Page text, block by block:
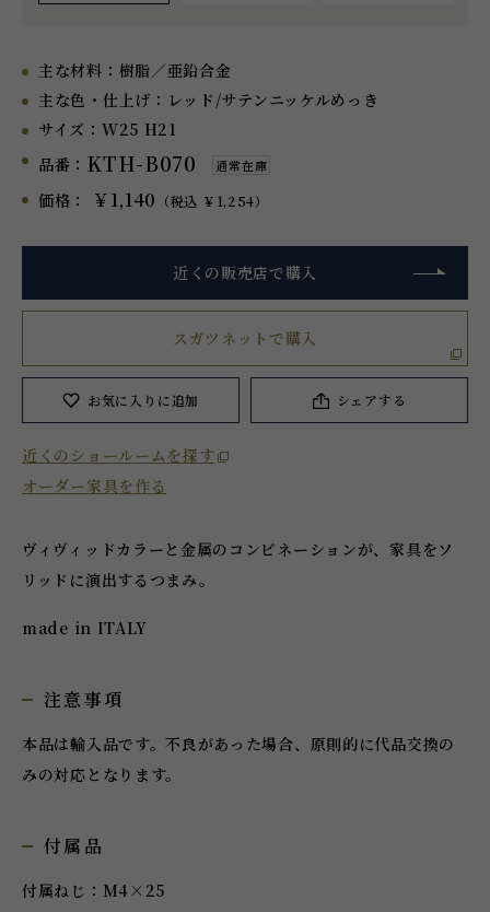
主な材料： 樹脂／亜鉛合金
主な色・仕上げ： レッド/サテンニッケルめっき
サイズ： W25 H21
品番： KTH-B070 通常在庫
価格： ￥1,140 （税込 ￥1,254）
近くの販売店で購入
スガツネットで購入
お気に入り に追加 シェアする
近くのショールームを探す
オーダー家具を作る
ヴィヴィッドカラーと金属のコンビネーションが、家具をソ
リッドに演出するつまみ。
made in ITALY
注意事項
本品は輸入品です。不良があった場合、原則的に代品交換の
みの対応となります。
付属品
付属ねじ：M4×25